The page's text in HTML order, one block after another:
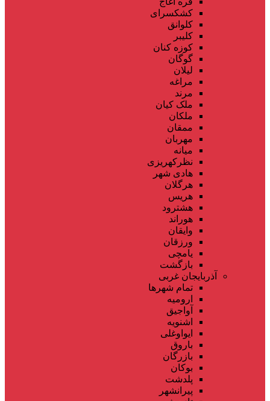
کشکسرای
کلوانق
کلیبر
کوزه کنان
گوگان
لیلان
مراغه
مرند
ملک کیان
ملکان
ممقان
مهربان
میانه
نظرکهریزی
هادی شهر
هرگلان
هریس
هشترود
هوراند
وایقان
ورزقان
یامچی
بازگشت
آذربایجان غربی
تمام شهر‌ها
ارومیه
آواجیق
اشنویه
ایواوغلی
باروق
بازرگان
بوکان
پلدشت
پیرانشهر